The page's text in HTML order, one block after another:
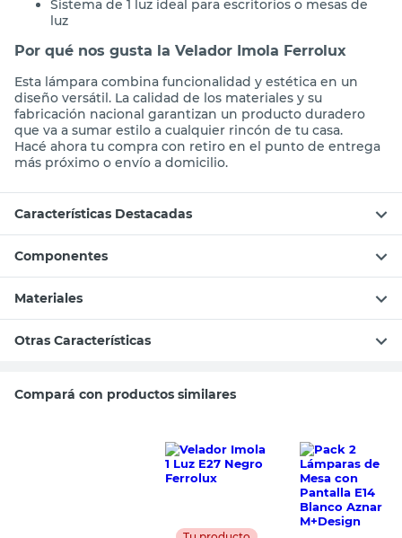
Sistema de 1 luz ideal para escritorios o mesas de
luz
Por qué nos gusta la Velador Imola Ferrolux
Esta lámpara combina funcionalidad y estética en un
diseño versátil. La calidad de los materiales y su
fabricación nacional garantizan un producto duradero
que va a sumar estilo a cualquier rincón de tu casa.
Hacé ahora tu compra con retiro en el punto de entrega
más próximo o envío a domicilio.
Características Destacadas
Componentes
Materiales
Otras Características
Compará con productos similares